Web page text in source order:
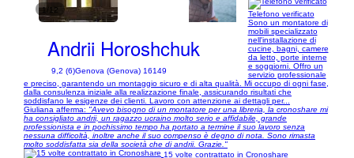
1/12
Andrii Horoshchuk
9,2 (6)Genova (Genova) 16149
Telefono verificato
Sono un montatore di
mobili specializzato
nell'installazione di
cucine, bagni, camere
da letto, porte interne
e soggiorni. Offro un
servizio professionale
e preciso, garantendo un montaggio sicuro e di alta qualità. Mi occupo di ogni fase,
dalla consulenza iniziale alla realizzazione finale, assicurando risultati che
soddisfano le esigenze dei clienti. Lavoro con attenzione ai dettagli per...
Giuliana afferma: "Avevo bisogno di un montatore per una libreria, la cronoshare mi
ha consigliato andrii, un ragazzo ucraino molto serio e affidabile, grande
professionista e in pochissimo tempo ha portato a termine il suo lavoro senza
nessuna difficoltà, inoltre anche il suo compenso è degno di nota. Sono rimasta
molto soddisfatta sia della società che di andrii. Grazie."
15 volte contrattato in Cronoshare